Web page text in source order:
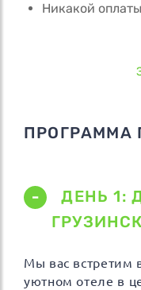
Никакой
ПРОГРАММА
ДЕНЬ 1:
Мы вас встретим
уютном отеле в